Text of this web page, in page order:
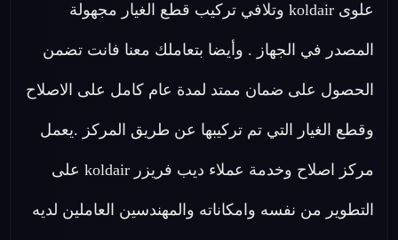
علوى koldair وتلافي تركيب قطع الغيار مجهولة
المصدر في الجهاز . وأيضا بتعاملك معنا فانت تضمن
الحصول على ضمان ممتد لمدة عام كامل على الاصلاح
وقطع الغيار التي تم تركيبها عن طريق المركز .يعمل
مركز اصلاح وخدمة عملاء ديب فريزر koldair على
التطوير من نفسه وامكاناته والمهندسين العاملين لديه